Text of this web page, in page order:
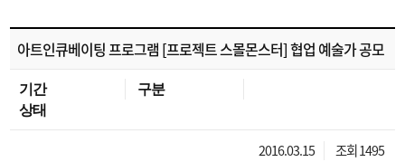
아트인큐베이팅 프로그램 [프로젝트 스몰몬스터] 협업 예술가 공모
기간
구분
상태
2016.03.15 조회 1495